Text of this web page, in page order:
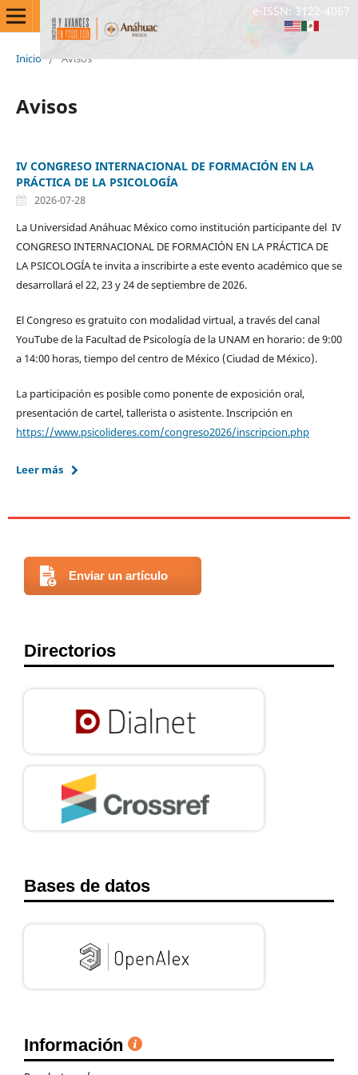
Inicio / Avisos
Avisos
IV CONGRESO INTERNACIONAL DE FORMACIÓN EN LA
PRÁCTICA DE LA PSICOLOGÍA
2026-07-28
La Universidad Anáhuac México como institución participante del IV
CONGRESO INTERNACIONAL DE FORMACIÓN EN LA PRÁCTICA DE
LA PSICOLOGÍA te invita a inscribirte a este evento académico que se
desarrollará el 22, 23 y 24 de septiembre de 2026.
El Congreso es gratuito con modalidad virtual, a través del canal
YouTube de la Facultad de Psicología de la UNAM en horario: de 9:00
a 14:00 horas, tiempo del centro de México (Ciudad de México).
La participación es posible como ponente de exposición oral,
presentación de cartel, tallerista o asistente. Inscripción en
https://www.psicolideres.com/congreso2026/inscripcion.php
Leer más
Enviar un artículo
Directorios
Bases de datos
Información
e-ISSN: 3122-4067